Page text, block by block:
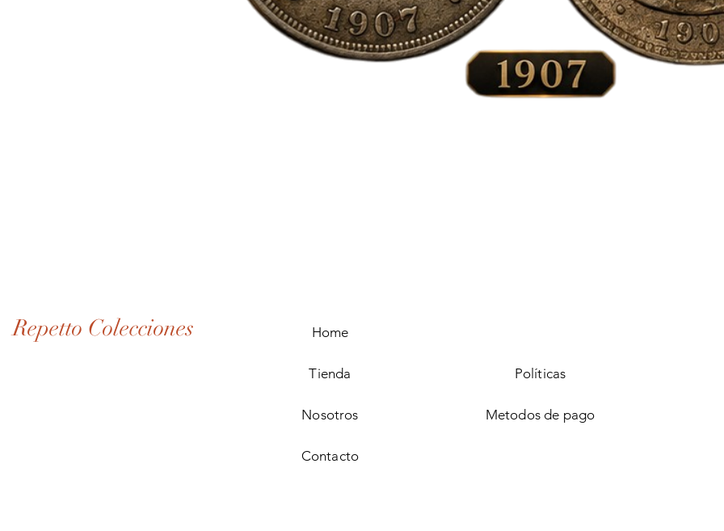
Repetto Colecciones Home
Tienda
Nosotros
Contacto
Políticas
Metodos de pago